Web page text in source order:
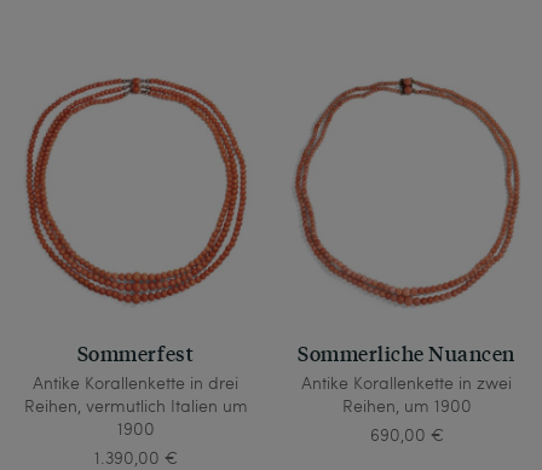
Sommerfest
Antike Korallenkette in drei
Reihen, vermutlich Italien um
1900
1.390,00 €
Sommerliche Nuancen
Antike Korallenkette in zwei
Reihen, um 1900
690,00 €